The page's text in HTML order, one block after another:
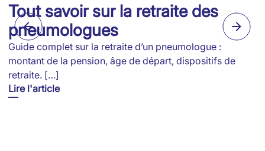
Tout savoir sur la retraite des
pneumologues
Guide complet sur la retraite d’un pneumologue :
montant de la pension, âge de départ, dispositifs de
retraite. […]
Lire l'article